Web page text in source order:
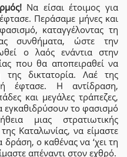
Να είσαι έτοιμος για
Περάσαμε μήνες και
καταγγέλοντας τη
συνθήματα, ώστε την
ο λαός ενάντια στην
που θα αποπειραθεί να
της δικτατορία. Λαέ της
έφτασε. Η αντίδραση,
και μεγάλες τράπεζες,
εγκαθιδρύσουν το φασισμό
μιας στρατιωτικής
Καταλωνίας, να είμαστε
ο καθένας να ‘χει τη
απέναντι στον εχθρό.